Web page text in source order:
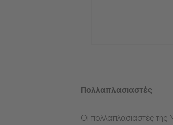
Πολλαπλασιαστές
Οι πολλαπλασιαστές της